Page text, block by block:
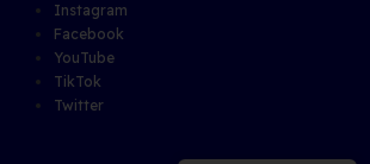
Instagram
Facebook
YouTube
TikTok
Twitter